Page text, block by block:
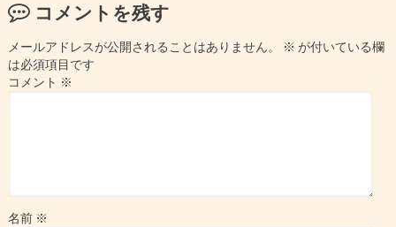
コメントを残す
メールアドレスが公開されることはありません。 ※ が付いている欄
は必須項目です
コメント ※
名前 ※